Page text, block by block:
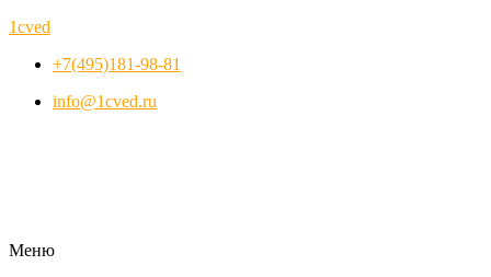
1cved
+7(495)181-98-81
info@1cved.ru
Меню